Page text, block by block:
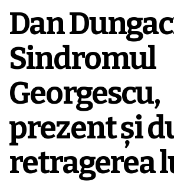
Dan
Sindromul
Georgescu,
prezent și
retragerea